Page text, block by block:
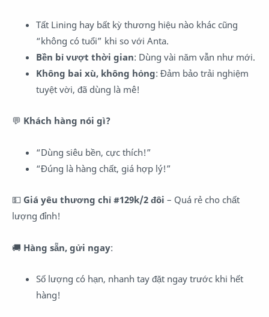
Tất Lining hay bất kỳ thương hiệu nào khác cũng
“không có tuổi” khi so với Anta.
Bền bỉ vượt thời gian: Dùng vài năm vẫn như mới.
Không bai xù, không hỏng: Đảm bảo trải nghiệm
tuyệt vời, đã dùng là mê!
💬 Khách hàng nói gì?
“Dùng siêu bền, cực thích!”
“Đúng là hàng chất, giá hợp lý!”
💵 Giá yêu thương chỉ #129k/2 đôi – Quá rẻ cho chất
lượng đỉnh!
🚚 Hàng sẵn, gửi ngay:
Số lượng có hạn, nhanh tay đặt ngay trước khi hết
hàng!